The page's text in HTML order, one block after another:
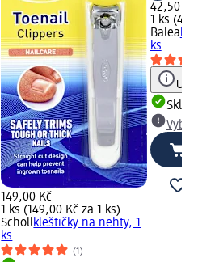
149,00 Kč
1 ks (149,00 Kč za 1 ks)
Schollkleštičky na nehty, 1
ks
(1)
42,50 Kč
1 ks
Balea
ks